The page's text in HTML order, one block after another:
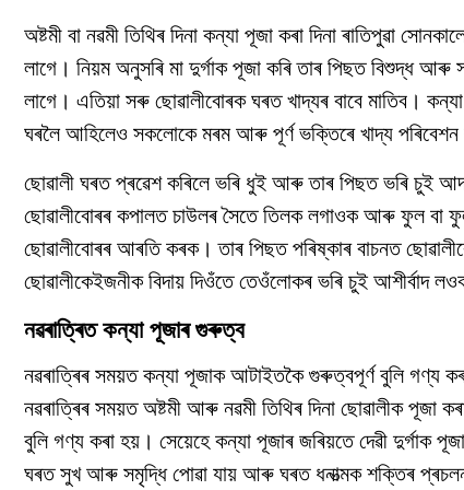
অষ্টমী বা নৱমী তিথিৰ দিনা কন্যা পূজা কৰা দিনা ৰাতিপুৱা
লাগে। নিয়ম অনুসৰি মা দুৰ্গাক পূজা কৰি তাৰ পিছত বিশুদ্ধ আৰু
লাগে। এতিয়া সৰু ছোৱালীবোৰক ঘৰত খাদ্যৰ বাবে মাতিব।
ঘৰলৈ আহিলেও সকলোকে মৰম আৰু পূৰ্ণ ভক্তিৰে খাদ্য পৰিবেশন
ছোৱালী ঘৰত প্ৰৱেশ কৰিলে ভৰি ধুই আৰু তাৰ পিছত ভৰি চুই
ছোৱালীবোৰৰ কপালত চাউলৰ সৈতে তিলক লগাওক আৰু ফুল বা
ছোৱালীবোৰৰ আৰতি কৰক। তাৰ পিছত পৰিষ্কাৰ বাচনত
ছোৱালীকেইজনীক বিদায় দিওঁতে তেওঁলোকৰ ভৰি চুই আশীৰ্বাদ
নৱৰাত্ৰিত কন্যা পূজাৰ গুৰুত্ব
নৱৰাত্ৰিৰ সময়ত কন্যা পূজাক আটাইতকৈ গুৰুত্বপূৰ্ণ বুলি গণ্য
নৱৰাত্ৰিৰ সময়ত অষ্টমী আৰু নৱমী তিথিৰ দিনা ছোৱালীক পূজা
বুলি গণ্য কৰা হয়। সেয়েহে কন্যা পূজাৰ জৰিয়তে দেৱী দুৰ্গাক
ঘৰত সুখ আৰু সমৃদ্ধি পোৱা যায় আৰু ঘৰত ধনাত্মক শক্তিৰ